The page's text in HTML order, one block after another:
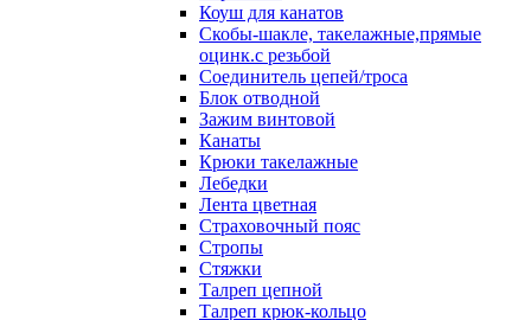
Коуш для канатов
Скобы-шакле, такелажные,прямые
оцинк.с резьбой
Соединитель цепей/троса
Блок отводной
Зажим винтовой
Канаты
Крюки такелажные
Лебедки
Лента цветная
Страховочный пояс
Стропы
Стяжки
Талреп цепной
Талреп крюк-кольцо